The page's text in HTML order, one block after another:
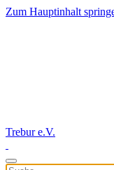
Zum Hauptinhalt
Trebur e.V.